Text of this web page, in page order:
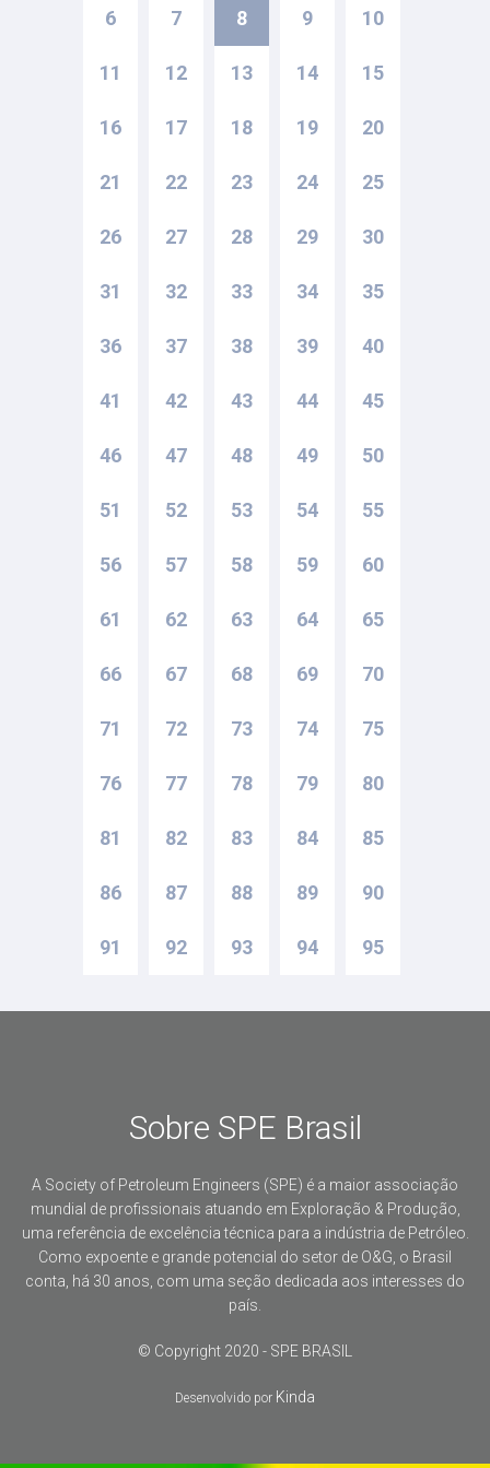
6 7 8 9 10
11 12 13 14 15
16 17 18 19 20
21 22 23 24 25
26 27 28 29 30
31 32 33 34 35
36 37 38 39 40
41 42 43 44 45
46 47 48 49 50
51 52 53 54 55
56 57 58 59 60
61 62 63 64 65
66 67 68 69 70
71 72 73 74 75
76 77 78 79 80
81 82 83 84 85
86 87 88 89 90
91 92 93 94 95
Sobre SPE Brasil
A Society of Petroleum Engineers (SPE) é a maior associação
mundial de profissionais atuando em Exploração & Produção,
uma referência de excelência técnica para a indústria de Petróleo.
Como expoente e grande potencial do setor de O&G, o Brasil
conta, há 30 anos, com uma seção dedicada aos interesses do
país.
© Copyright 2020 - SPE BRASIL
Desenvolvido por Kinda